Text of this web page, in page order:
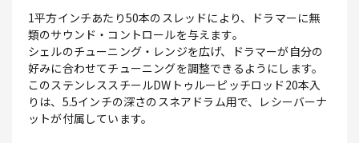
1平方インチあたり50本のスレッドにより、ドラマーに無
類のサウンド・コントロールを与えます。
シェルのチューニング・レンジを広げ、ドラマーが自分の
好みに合わせてチューニングを調整できるようにします。
このステンレススチールDWトゥルーピッチロッド20本入
りは、5.5インチの深さのスネアドラム用で、レシーバーナ
ットが付属しています。